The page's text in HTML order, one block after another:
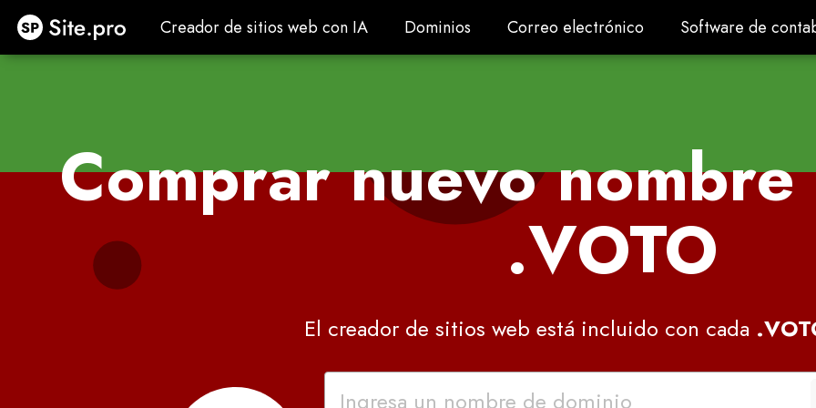
Site.pro Creador de sitios web con IA
Creador de sitios web con IA Dominios
Dominios Correo electrónico
Correo electrónico Software de
Software de
Comprar nuevo
.VOTO
El creador de sitios web está incluido con cada